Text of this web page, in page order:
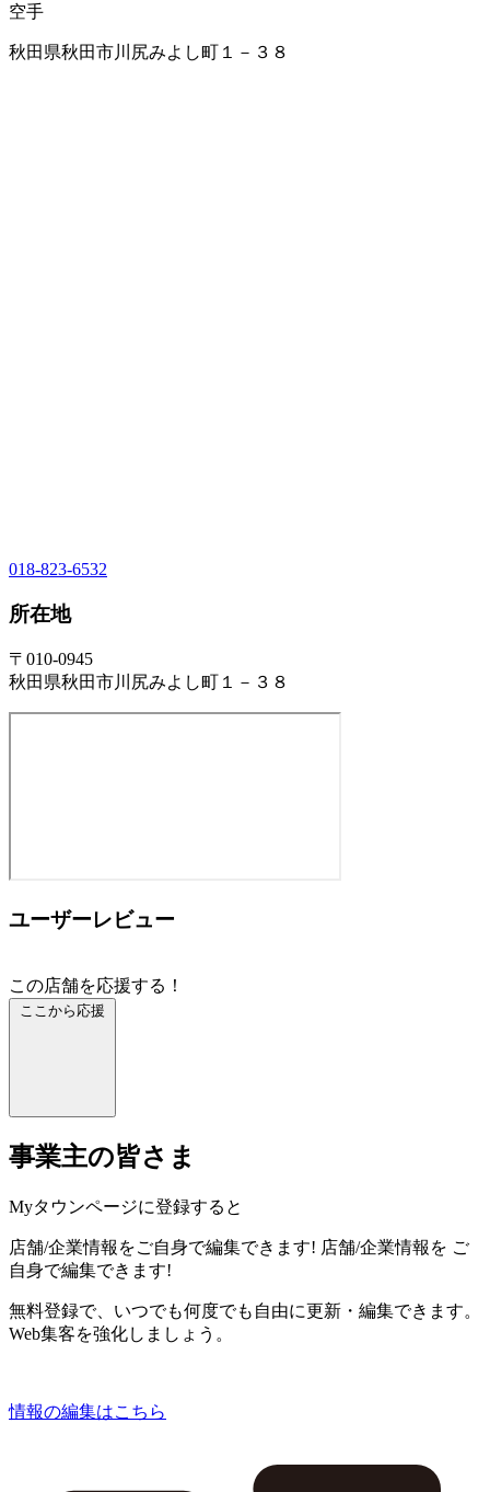
空手
秋田県秋田市川尻みよし町１－３８
018-823-6532
所在地
〒010-0945
秋田県秋田市川尻みよし町１－３８
ユーザーレビュー
この店舗を応援する！
ここから応援
事業主の皆さま
Myタウンページに登録すると
店舗/企業情報をご自身で編集できます! 店舗/企業情報を ご
自身で編集できます!
無料登録で、いつでも何度でも自由に更新・編集できます。
Web集客を強化しましょう。
情報の編集はこちら